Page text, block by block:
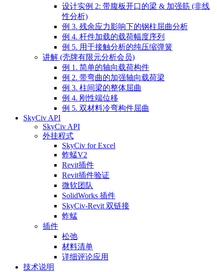
设计实例 2: 带腹板开口的梁 & 加强筋 (非线
性分析)
例 3. 残余应力影响下的钢柱屈曲分析
例 4. 杆件加载的载荷幅度序列
例 5. 用于接触分析的纯压缩弹簧
讲解 (壳牌有限元分析会员)
例 1. 简单的轴向载荷构件
例 2. 带弯曲的加强轴向载荷梁
例 3. 柱间梁的整体屈曲
例 4. 刚性端位移
例 5. 双材料冷弯构件屈曲
SkyCiv API
SkyCiv API
外挂程式
SkyCiv for Excel
蚱蜢V2
Revit插件
Revit插件验证
微软团队
SolidWorks 插件
SkyCiv-Revit 双链接
蚱蜢
插件
松弛
材料清单
详细评论应用
技术说明